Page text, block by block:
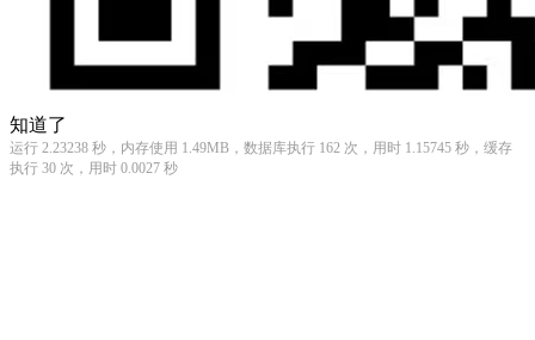
知道了
运行 2.23238 秒，内存使用 1.49MB，数据库执行 162 次，用时 1.15745 秒，缓存
执行 30 次，用时 0.0027 秒